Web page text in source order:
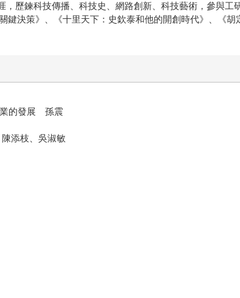
歷鍊科技傳播、科技史、網路創新、科技藝術，參與
鍵決策》、《十里天下：史欽泰和他的開創時代》、《
業的發展 孫震
添枝、吳淑敏